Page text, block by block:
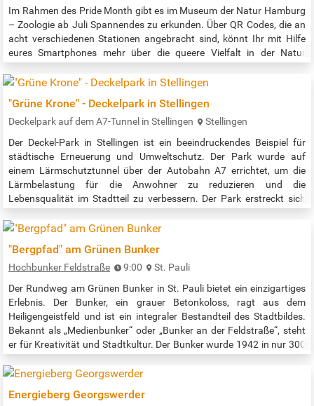
Im Rahmen des Pride Month gibt es im Museum der Natur Hamburg
– Zoologie ab Juli Spannendes zu erkunden. Über QR Codes, die an
acht verschiedenen Stationen angebracht sind, könnt Ihr mit Hilfe
eures Smartphones mehr über die queere Vielfalt in der Natur
unserer Ausstellung. Wir wünschen viel Freude beim Erkunden und
…
"Grüne Krone" - Deckelpark in Stellingen
Deckelpark auf dem A7-Tunnel in Stellingen
Stellingen
Der Deckel-Park in Stellingen ist ein beeindruckendes Beispiel für
städtische Erneuerung und Umweltschutz. Der Park wurde auf
einem Lärmschutztunnel über der Autobahn A7 errichtet, um die
Lärmbelastung für die Anwohner zu reduzieren und die
Lebensqualität im Stadtteil zu verbessern. Der Park erstreckt sich
getrennten Stadtteile Stellingen und Eidelstedt1. Der Park bietet eine
"Bergpfad" am Grünen Bunker
Hochbunker Feldstraße 9:00
St. Pauli
Der Rundweg am Grünen Bunker in St. Pauli bietet ein einzigartiges
Erlebnis. Der Bunker, ein grauer Betonkoloss, ragt aus dem
Heiligengeistfeld und ist ein integraler Bestandteil des Stadtbildes.
Bekannt als „Medienbunker“ oder „Bunker an der Feldstraße“, steht
er für Kreativität und Stadtkultur. Der Bunker wurde 1942 in nur 300
Tagen von Zwangsarbeitern errichtet und dient heute als Mahnmal
für die Opfer des NS-Regimes. Während der Umbaumaßnahmen
Energieberg Georgswerder